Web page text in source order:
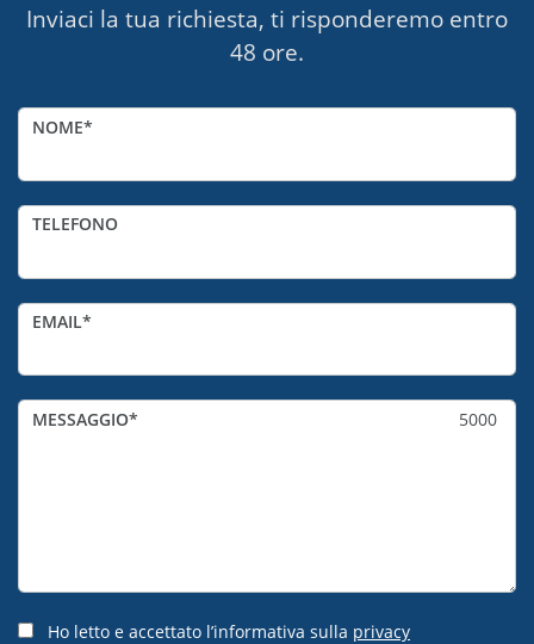
Inviaci la tua richiesta, ti risponderemo entro
48 ore.
NOME
TELEFONO
EMAIL
MESSAGGIO 5000
Ho letto e accettato l’informativa sulla privacy